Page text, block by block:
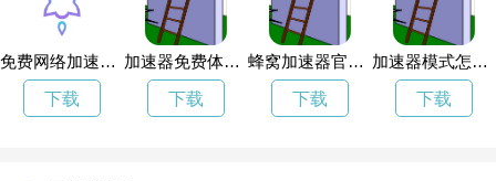
免费网络加速器梯子
下载
加速器免费体验一天
下载
蜂窝加速器官方网站
下载
加速器模式怎么选
下载